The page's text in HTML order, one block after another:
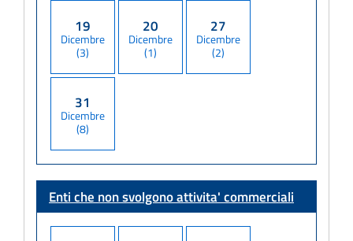
19
Dicembre
(3)
20
Dicembre
(1)
27
Dicembre
(2)
31
Dicembre
(8)
Enti che non svolgono attivita' commerciali